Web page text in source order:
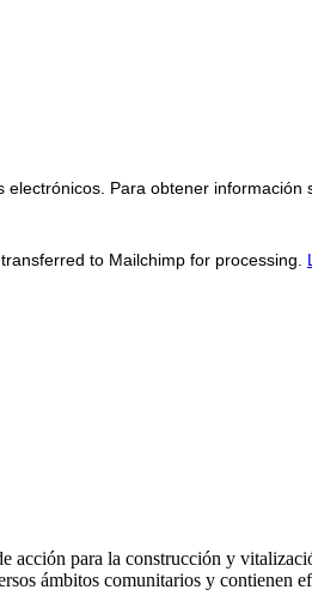
Para obtener información
to Mailchimp for processing.
acción para la construcción y
ámbitos comunitarios y contienen